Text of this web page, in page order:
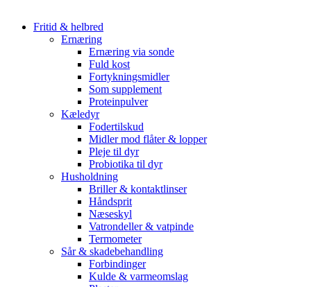
Fritid & helbred
Ernæring
Ernæring via sonde
Fuld kost
Fortykningsmidler
Som supplement
Proteinpulver
Kæledyr
Fodertilskud
Midler mod flåter & lopper
Pleje til dyr
Probiotika til dyr
Husholdning
Briller & kontaktlinser
Håndsprit
Næseskyl
Vatrondeller & vatpinde
Termometer
Sår & skadebehandling
Forbindinger
Kulde & varmeomslag